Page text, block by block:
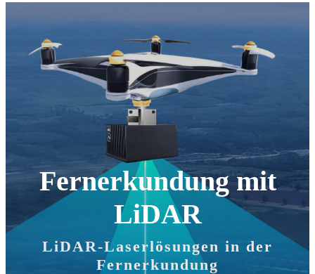
Fernerkundung mit
LiDAR
LiDAR-Laserlösungen in der
Fernerkundung